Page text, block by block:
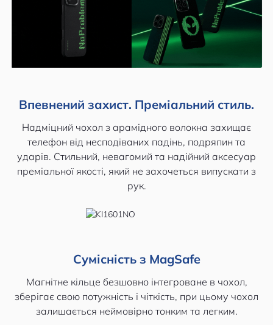
Впевнений захист. Преміальний стиль.
Надміцний чохол з арамідного волокна захищає
телефон від несподіваних падінь, подряпин та
ударів. Стильний, невагомий та надійний аксесуар
преміальної якості, який не захочеться випускати з
рук.
Сумісність з MagSafe
Магнітне кільце безшовно інтегроване в чохол,
зберігає свою потужність і чіткість, при цьому чохол
залишається неймовірно тонким та легким.